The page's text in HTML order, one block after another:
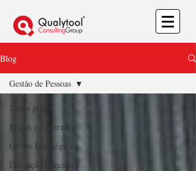
Blog
Todos posts
Riscos e Segurança
Gestão Estratégica
Educação Executiva
Gestão de Pessoas